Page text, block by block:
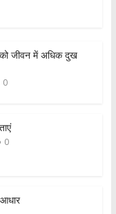
जीवन में अधिक दुख
0
0